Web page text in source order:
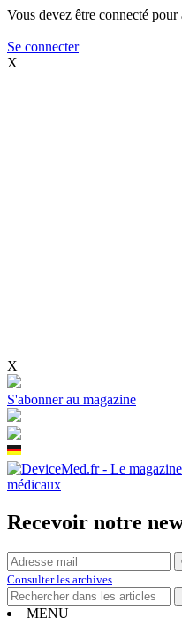
Vous devez être connecté pour
Se connecter
X
X
S'abonner au magazine
Recevoir notre
Consulter les archives
MENU